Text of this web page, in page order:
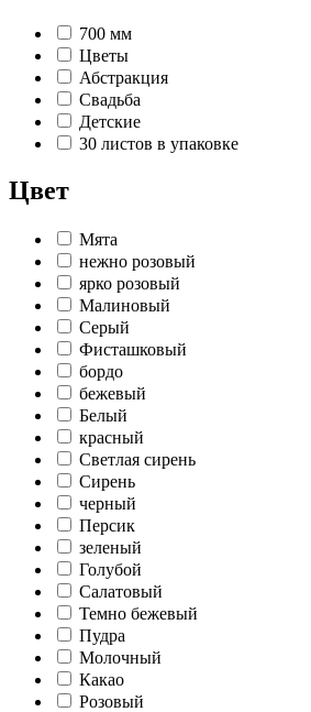
700 мм
Цветы
Абстракция
Свадьба
Детские
30 листов в упаковке
Цвет
Мята
нежно розовый
ярко розовый
Малиновый
Серый
Фисташковый
бордо
бежевый
Белый
красный
Светлая сирень
Сирень
черный
Персик
зеленый
Голубой
Салатовый
Темно бежевый
Пудра
Молочный
Какао
Розовый